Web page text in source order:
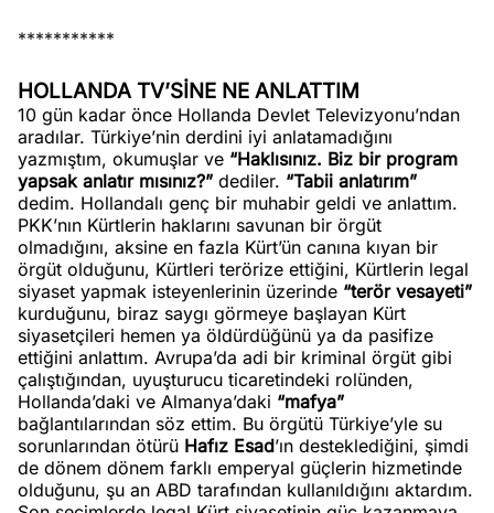
***********
HOLLANDA TV’SİNE NE ANLATTIM
10 gün kadar önce Hollanda Devlet Televizyonu’ndan
aradılar. Türkiye’nin derdini iyi anlatamadığını
yazmıştım, okumuşlar ve “Haklısınız. Biz bir program
yapsak anlatır mısınız?” dediler. “Tabii anlatırım”
dedim. Hollandalı genç bir muhabir geldi ve anlattım.
PKK’nın Kürtlerin haklarını savunan bir örgüt
olmadığını, aksine en fazla Kürt’ün canına kıyan bir
örgüt olduğunu, Kürtleri terörize ettiğini, Kürtlerin legal
siyaset yapmak isteyenlerinin üzerinde “terör vesayeti”
kurduğunu, biraz saygı görmeye başlayan Kürt
siyasetçileri hemen ya öldürdüğünü ya da pasifize
ettiğini anlattım. Avrupa’da adi bir kriminal örgüt gibi
çalıştığından, uyuşturucu ticaretindeki rolünden,
Hollanda’daki ve Almanya’daki “mafya”
bağlantılarından söz ettim. Bu örgütü Türkiye’yle su
sorunlarından ötürü Hafız Esad’ın desteklediğini, şimdi
de dönem dönem farklı emperyal güçlerin hizmetinde
olduğunu, şu an ABD tarafından kullanıldığını aktardım.